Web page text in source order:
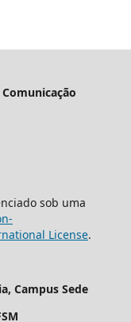
sob uma
License.
Campus Sede